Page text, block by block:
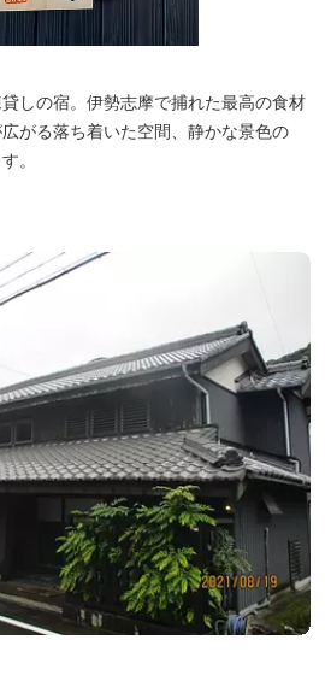
しの宿。伊勢志摩で捕れた最高の食材
がる落ち着いた空間、静かな景色の
。